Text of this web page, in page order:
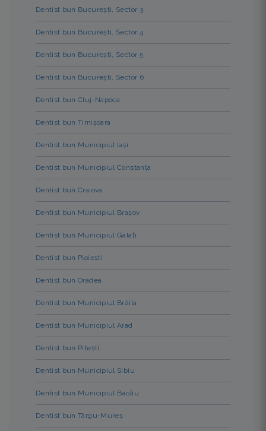
Dentist bun București, Sector 3
Dentist bun București, Sector 4
Dentist bun București, Sector 5
Dentist bun București, Sector 6
Dentist bun Cluj-Napoca
Dentist bun Timișoara
Dentist bun Municipiul Iași
Dentist bun Municipiul Constanța
Dentist bun Craiova
Dentist bun Municipiul Brașov
Dentist bun Municipiul Galați
Dentist bun Ploiești
Dentist bun Oradea
Dentist bun Municipiul Brăila
Dentist bun Municipiul Arad
Dentist bun Pitești
Dentist bun Municipiul Sibiu
Dentist bun Municipiul Bacău
Dentist bun Târgu-Mureș